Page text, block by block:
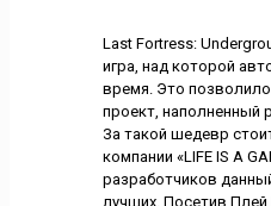
Last Fortress:
игра, над которой
время. Это
проект, наполненный
За такой шедевр
компании «LIFE IS A
разработчиков
лучших. Посетив